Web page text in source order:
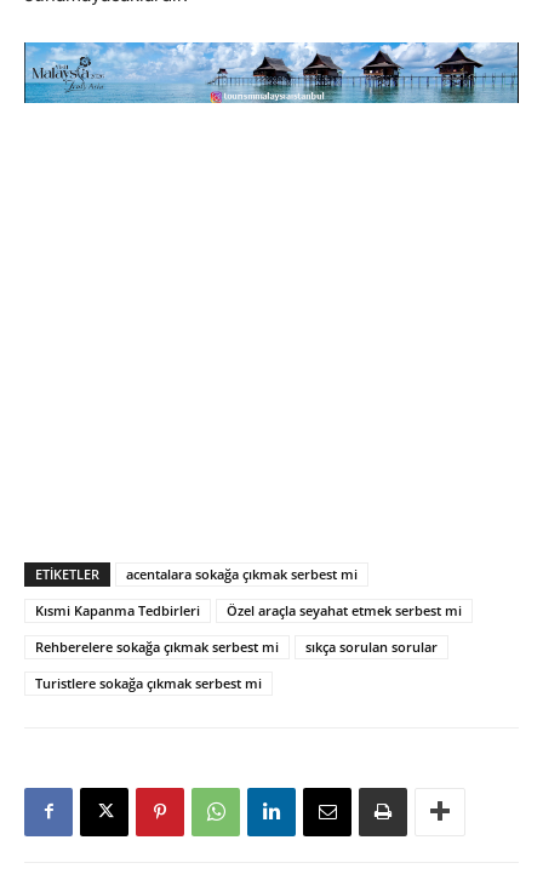
ETIKETLER
acentalara sokağa çıkmak serbest mi
Kısmi Kapanma Tedbirleri
Özel araçla seyahat etmek serbest mi
Rehberelere sokağa çıkmak serbest mi
sıkça sorulan sorular
Turistlere sokağa çıkmak serbest mi